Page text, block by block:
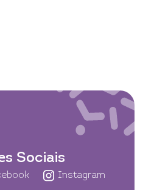
Sociais
Instagram